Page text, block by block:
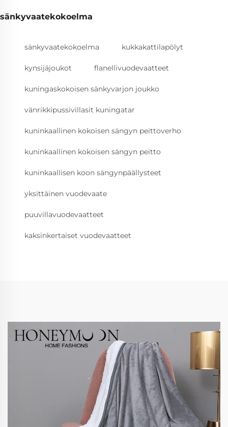
sänkyvaatekokoelma
sänkyvaatekokoelma kukkakattilapölyt
kynsijäjoukot flanellivuodevaatteet
kuningaskokoisen sänkyvarjon joukko
vänrikkipussivillasit kuningatar
kuninkaallinen kokoisen sängyn peittoverho
kuninkaallinen kokoisen sängyn peitto
kuninkaallisen koon sängynpäällysteet
yksittäinen vuodevaate
puuvillavuodevaatteet
kaksinkertaiset vuodevaatteet